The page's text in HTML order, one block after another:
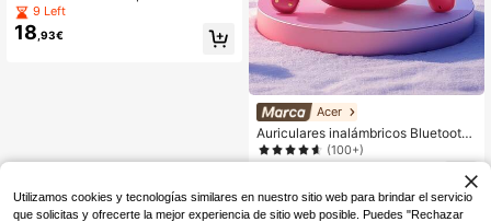
sensación de cero, alas de oreja de
360° con piel amigable, Bluetooth
5.4 con baja latencia para juegos, c
9 Left
18 ,93€
Acer
Auriculares inalámbricos Bluetooth
Acer OHR501, intrauditivos, cancel
ación de ruido, mini compactos port
átiles, cómodos de usar, compatible
s con teléfonos iOS/Android, estilo
para mujer, múltiples colores
(100+)
Utilizamos cookies y tecnologías similares en nuestro sitio web para brindar el servicio
que solicitas y ofrecerte la mejor experiencia de sitio web posible. Puedes "Rechazar